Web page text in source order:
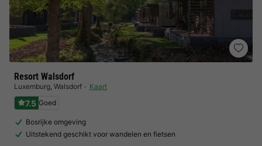
Resort Walsdorf
Luxemburg, Walsdorf Kaart
7.5 Goed
Bosrijke omgeving
Uitstekend geschikt voor wandelen en fietsen